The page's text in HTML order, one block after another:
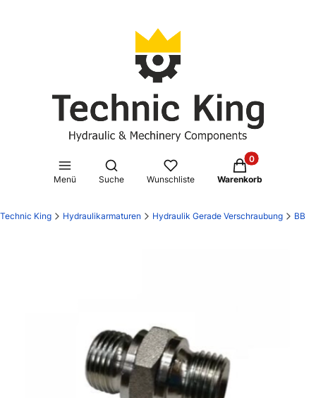
Menü
Suchmaschine öffnen
Suche Wunschliste
Produkte im
Warenkorb
Technic King Hydraulikarmaturen Hydraulik Gerade Verschraubung BB